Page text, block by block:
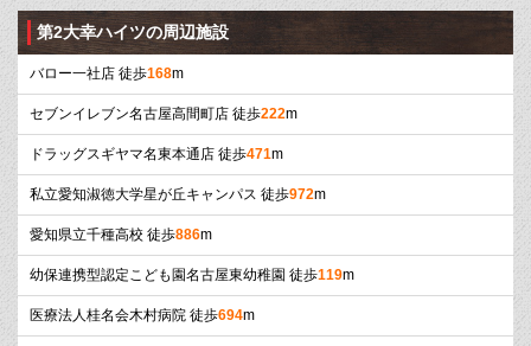
第2大幸ハイツの周辺施設
バロー一社店 徒歩168m
セブンイレブン名古屋高間町店 徒歩222m
ドラッグスギヤマ名東本通店 徒歩471m
私立愛知淑徳大学星が丘キャンパス 徒歩972m
愛知県立千種高校 徒歩886m
幼保連携型認定こども園名古屋東幼稚園 徒歩119m
医療法人桂名会木村病院 徒歩694m